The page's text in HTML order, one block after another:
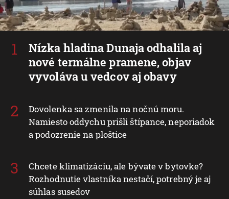
Nízka hladina Dunaja odhalila aj
nové termálne pramene, objav
vyvoláva u vedcov aj obavy
Dovolenka sa zmenila na nočnú moru.
Namiesto oddychu prišli štípance, neporiadok
a podozrenie na ploštice
Chcete klimatizáciu, ale bývate v bytovke?
Rozhodnutie vlastníka nestačí, potrebný je aj
súhlas susedov